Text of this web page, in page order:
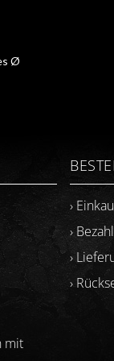
Ø
›
›
›
›
mit